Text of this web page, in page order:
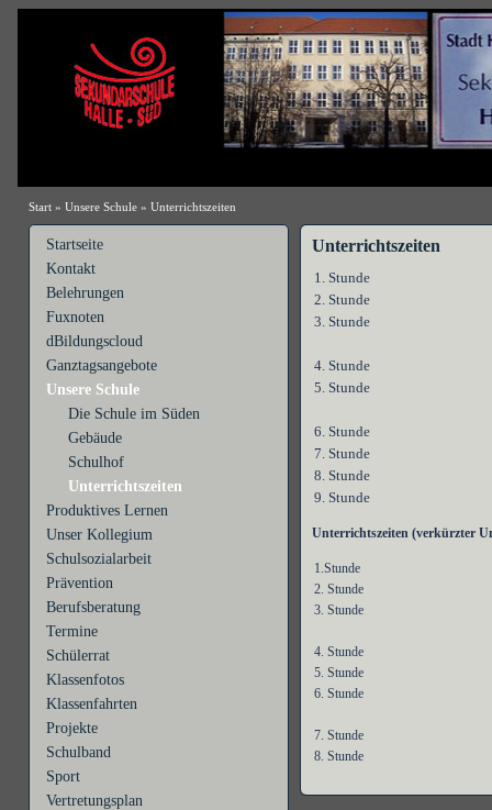
Start» Unsere Schule» Unterrichtszeiten
Startseite
Kontakt
Belehrungen
Fuxnoten
dBildungscloud
Ganztagsangebote
Unsere Schule
Die Schule im Süden
Gebäude
Schulhof
Unterrichtszeiten
Produktives Lernen
Unser Kollegium
Schulsozialarbeit
Prävention
Berufsberatung
Termine
Schülerrat
Klassenfotos
Klassenfahrten
Projekte
Schulband
Sport
Vertretungsplan
Unterrichtszeiten
1. Stunde
2. Stunde
3. Stunde
4. Stunde
5. Stunde
6. Stunde
7. Stunde
8. Stunde
9. Stunde
Unterrichtszeiten (verkürzter
1.Stunde
2. Stunde
3. Stunde
4. Stunde
5. Stunde
6. Stunde
7. Stunde
8. Stunde